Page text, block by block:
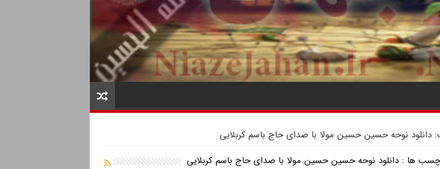
دانلود نوحه حسین حسین مولا با صدای حاج باسم کربلایی
ها :دانلود نوحه حسین حسین مولا با صدای حاج باسم کربلایی